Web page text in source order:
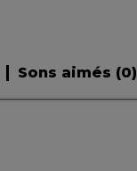
Sons aimés (0)